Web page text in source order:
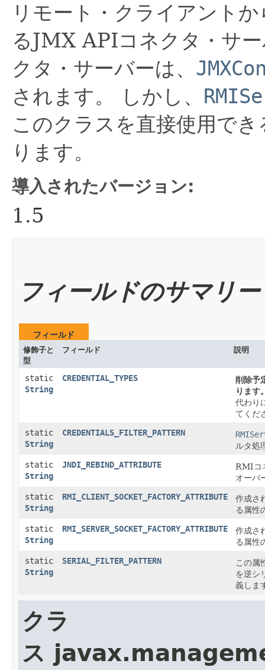
リモート・クライアント
るJMX APIコネクタ・サ
クタ・サーバーは、
されます。 しかし、
このクラスを直接使用で
ります。
導入されたバージョン:
1.5
フィールドのサマリー
フィールド
修飾子と
型
フィールド 説明
static
String
CREDENTIAL_TYPES
削除予
ります
代わり
てくだ
static
String
CREDENTIALS_FILTER_PATTERN
ルタ処
static
String
JNDI_REBIND_ATTRIBUTE
RMIコ
オーバ
static
String
RMI_CLIENT_SOCKET_FACTORY_ATTRIBUTE
作成さ
る属性
static
String
RMI_SERVER_SOCKET_FACTORY_ATTRIBUTE
作成さ
る属性
static
String
SERIAL_FILTER_PATTERN
この属
を逆シ
義しま
クラ
ス